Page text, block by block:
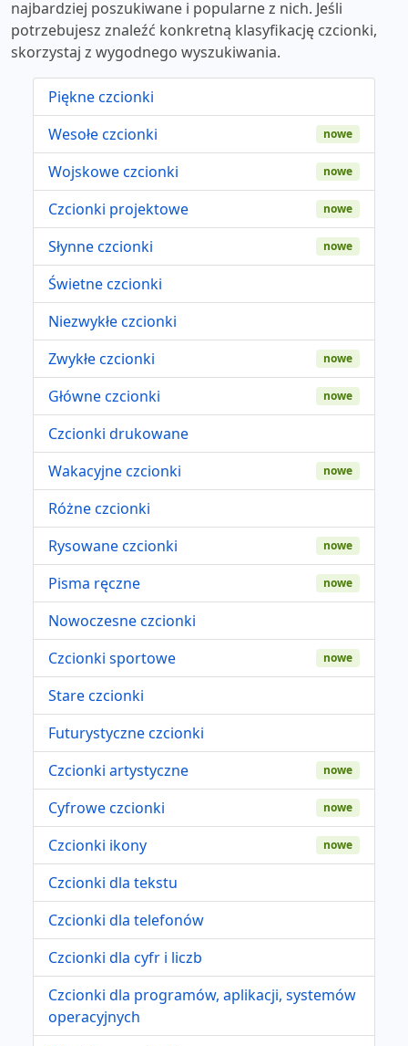
najbardziej poszukiwane i popularne z nich. Jeśli
potrzebujesz znaleźć konkretną klasyfikację czcionki,
skorzystaj z wygodnego wyszukiwania.
Piękne czcionki
Wesołe czcionki
nowe
Wojskowe czcionki nowe
Czcionki projektowe nowe
Słynne czcionki nowe
Świetne czcionki
Niezwykłe czcionki
Zwykłe czcionki
nowe
Główne czcionki nowe
Czcionki drukowane
Wakacyjne czcionki
nowe
Różne czcionki
Rysowane czcionki
nowe
Pisma ręczne nowe
Nowoczesne czcionki
Czcionki sportowe
nowe
Stare czcionki
Futurystyczne czcionki
Czcionki artystyczne
nowe
Cyfrowe czcionki nowe
Czcionki ikony nowe
Czcionki dla tekstu
Czcionki dla telefonów
Czcionki dla cyfr i liczb
Czcionki dla programów, aplikacji, systemów
operacyjnych